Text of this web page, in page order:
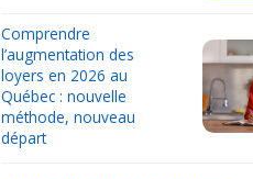
Comprendre
l’augmentation des
loyers en 2026 au
Québec : nouvelle
méthode, nouveau
départ